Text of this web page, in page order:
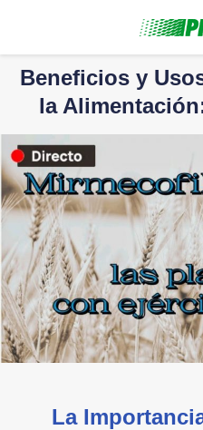
Beneficios y
la
La